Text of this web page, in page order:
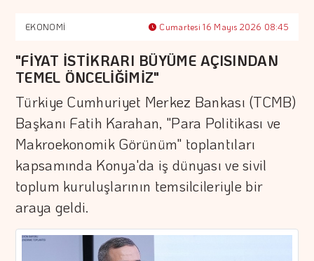
EKONOMİ Cumartesi 16 Mayıs 2026 08:45
"FİYAT İSTİKRARI BÜYÜME AÇISINDAN
TEMEL ÖNCELİĞİMİZ"
Türkiye Cumhuriyet Merkez Bankası (TCMB)
Başkanı Fatih Karahan, "Para Politikası ve
Makroekonomik Görünüm" toplantıları
kapsamında Konya'da iş dünyası ve sivil
toplum kuruluşlarının temsilcileriyle bir
araya geldi.